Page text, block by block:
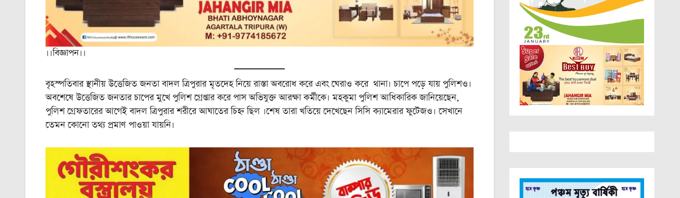
।।বিজ্ঞাপন।।
বৃহস্পতিবার স্থানীয় উত্তেজিত জনতা বাদল ত্রিপুরার মৃতদেহ নিয়ে রাস্তা অবরোধ করে এবং ঘেরাও করে থানা। চাপে পড়ে যায় পুলিশও।
অবশেষে উত্তেজিত জনতার চাপের মুখে পুলিশ গ্রেপ্তার করে পাস অভিযুক্ত আরক্ষা কর্মীকে। মহকুমা পুলিশ আধিকারিক জানিয়েছেন,
পুলিশ গ্রেফতারের আগেই বাদল ত্রিপুরার শরীরে আঘাতের চিহ্ন ছিল ।শেষ তারা খতিয়ে দেখেছেন সিসি ক্যামেরার ফুটেজও। সেখানে
তেমন কোনো তথ্য প্রমাণ পাওয়া যায়নি।